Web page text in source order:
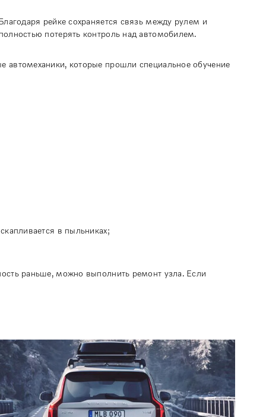
рейке сохраняется связь между рулем и
потерять контроль над автомобилем.
которые прошли специальное обучение
в пыльниках;
раньше, можно выполнить ремонт узла. Если